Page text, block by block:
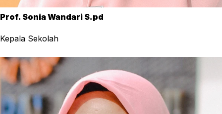
Prof. Sonia Wandari S.pd
Kepala Sekolah